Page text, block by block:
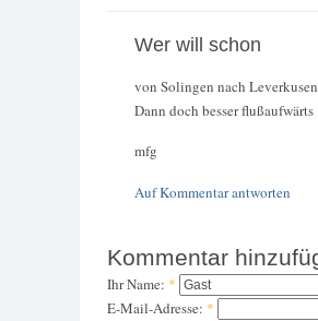
Wer will schon
von Solingen nach
Dann doch besser flußaufwärts
mfg
Auf Kommentar antworten
Kommentar
Ihr Name: *
E-Mail-Adresse: *